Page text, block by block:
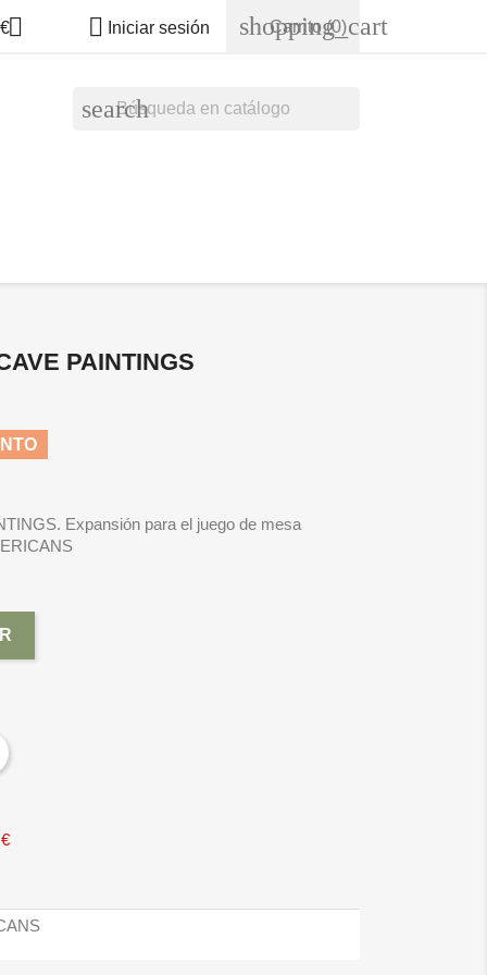
  Iniciar sesión shopping_cart
Carrito (0)
search
PAINTINGS
Expansión para el juego de mesa